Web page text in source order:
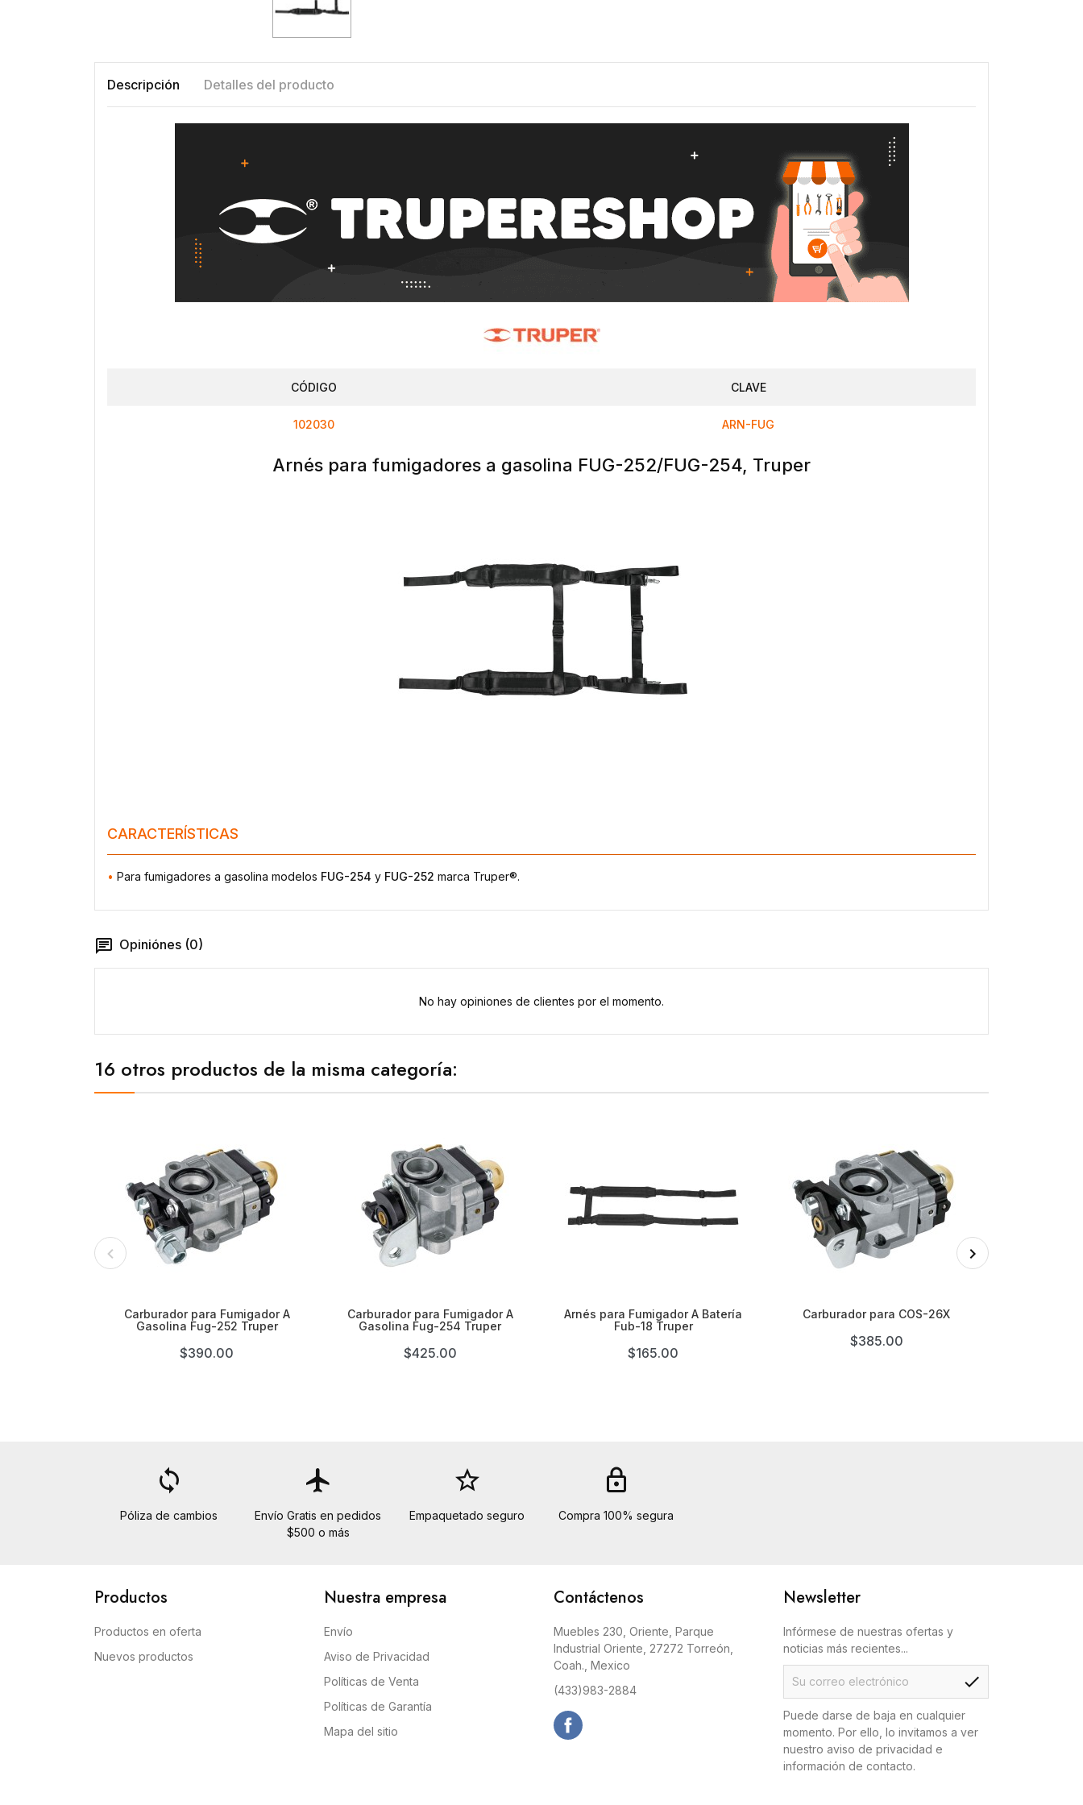
Descripción Detalles del producto
CÓDIGO CLAVE
102030 ARN-FUG
Arnés para fumigadores a gasolina FUG-252/FUG-254, Truper
CARACTERÍSTICAS
• Para fumigadores a gasolina modelos FUG-254 y FUG-252 marca Truper®.
Opiniónes (0)
No hay opiniones de clientes por el momento.
16 otros productos de la misma categoría:

Carburador para Fumigador A
Gasolina Fug-252 Truper
$390.00

Carburador para Fumigador A
Gasolina Fug-254 Truper
$425.00

Arnés para Fumigador A Batería
Fub-18 Truper
$165.00

Carburador para COS-26X
$385.00
loop
Póliza de cambios
flight
Envío Gratis en pedidos
$500 o más
star_border
Empaquetado seguro
lock
Compra 100% segura
Productos
Productos en oferta
Nuevos productos
Nuestra empresa
Envío
Aviso de Privacidad
Políticas de Venta
Políticas de Garantía
Mapa del sitio
Contáctenos
Muebles 230, Oriente, Parque
Industrial Oriente, 27272 Torreón,
Coah., Mexico
(433)983-2884
Newsletter
Infórmese de nuestras ofertas y
noticias más recientes...
check
Puede darse de baja en cualquier
momento. Por ello, lo invitamos a ver
nuestro aviso de privacidad e
información de contacto.